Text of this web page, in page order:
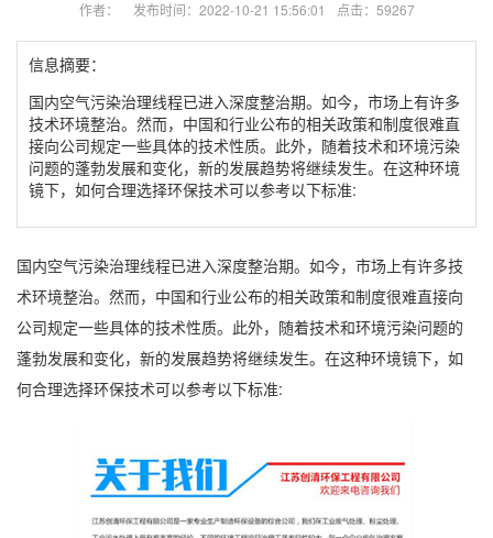
作者： 发布时间：2022-10-21 15:56:01 点击：59267
信息摘要：
国内空气污染治理线程已进入深度整治期。如今，市场上有许多
技术环境整治。然而，中国和行业公布的相关政策和制度很难直
接向公司规定一些具体的技术性质。此外，随着技术和环境污染
问题的蓬勃发展和变化，新的发展趋势将继续发生。在这种环境
镜下，如何合理选择环保技术可以参考以下标准:
国内空气污染治理线程已进入深度整治期。如今，市场上有许多技
术环境整治。然而，中国和行业公布的相关政策和制度很难直接向
公司规定一些具体的技术性质。此外，随着技术和环境污染问题的
蓬勃发展和变化，新的发展趋势将继续发生。在这种环境镜下，如
何合理选择环保技术可以参考以下标准: